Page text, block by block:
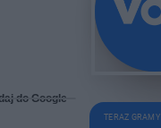
do Google
TERAZ GRAMY